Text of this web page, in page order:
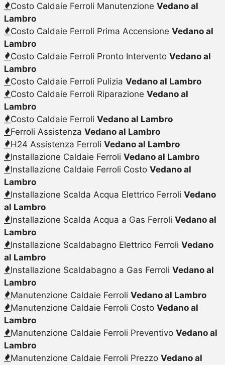
Costo Caldaie Ferroli Manutenzione Vedano al
Lambro
Costo Caldaie Ferroli Prima Accensione Vedano al
Lambro
Costo Caldaie Ferroli Pronto Intervento Vedano al
Lambro
Costo Caldaie Ferroli Pulizia Vedano al Lambro
Costo Caldaie Ferroli Riparazione Vedano al
Lambro
Costo Caldaie Ferroli Vedano al Lambro
Ferroli Assistenza Vedano al Lambro
H24 Assistenza Ferroli Vedano al Lambro
Installazione Caldaie Ferroli Vedano al Lambro
Installazione Caldaie Ferroli Costo Vedano al
Lambro
Installazione Scalda Acqua Elettrico Ferroli Vedano
al Lambro
Installazione Scalda Acqua a Gas Ferroli Vedano al
Lambro
Installazione Scaldabagno Elettrico Ferroli Vedano
al Lambro
Installazione Scaldabagno a Gas Ferroli Vedano al
Lambro
Manutenzione Caldaie Ferroli Vedano al Lambro
Manutenzione Caldaie Ferroli Costo Vedano al
Lambro
Manutenzione Caldaie Ferroli Preventivo Vedano al
Lambro
Manutenzione Caldaie Ferroli Prezzo Vedano al